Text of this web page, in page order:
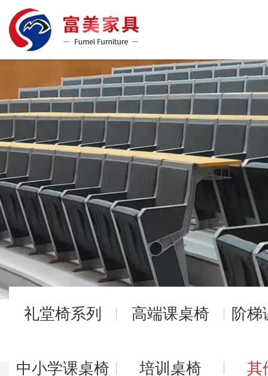
礼堂椅系列 高端课桌椅 阶梯
中小学课桌椅 培训桌椅 其